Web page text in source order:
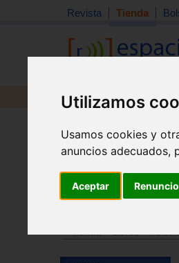
Utilizamos
Usamos cookies y
anuncios adecuados,
Aceptar Renuncio
Revista Tienda
Revista Libros